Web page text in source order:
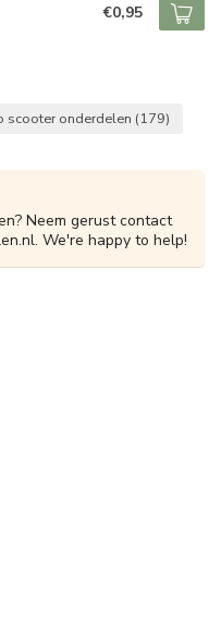
€0,95
scooter onderdelen (179)
Neem gerust contact
. We're happy to help!